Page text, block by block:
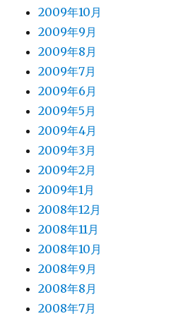
2009年10月
2009年9月
2009年8月
2009年7月
2009年6月
2009年5月
2009年4月
2009年3月
2009年2月
2009年1月
2008年12月
2008年11月
2008年10月
2008年9月
2008年8月
2008年7月